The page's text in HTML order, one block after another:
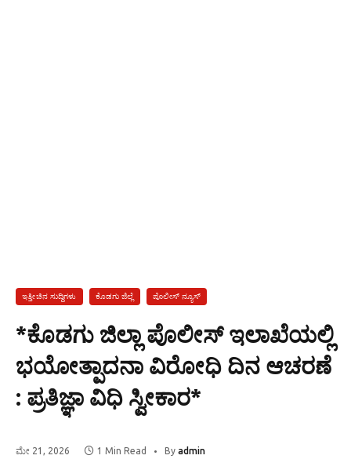
ಇತ್ತೀಚಿನ ಸುದ್ದಿಗಳು ಕೊಡಗು ಜಿಲ್ಲೆ ಪೊಲೀಸ್ ನ್ಯೂಸ್
*ಕೊಡಗು ಜಿಲ್ಲಾ ಪೊಲೀಸ್ ಇಲಾಖೆಯಲ್ಲಿ
ಭಯೋತ್ಪಾದನಾ ವಿರೋಧಿ ದಿನ ಆಚರಣೆ
: ಪ್ರತಿಜ್ಞಾ ವಿಧಿ ಸ್ವೀಕಾರ*
ಮೇ 21, 2026 1 Min Read By admin